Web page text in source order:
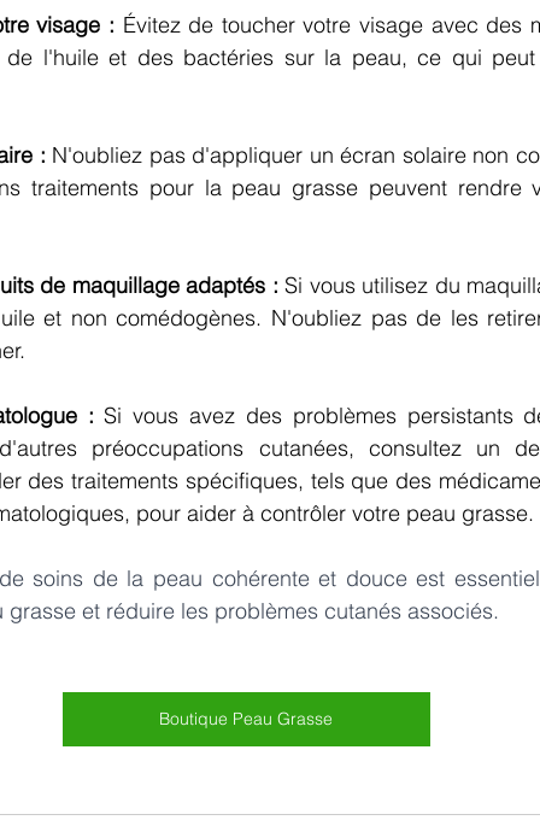
visage : Évitez de toucher votre visage avec des
de l'huile et des bactéries sur la peau, ce qui
: N'oubliez pas d'appliquer un écran solaire non
traitements pour la peau grasse peuvent rendre
de maquillage adaptés : Si vous utilisez du
et non comédogènes. N'oubliez pas de les
: Si vous avez des problèmes persistants
préoccupations cutanées, consultez un
des traitements spécifiques, tels que des
pour aider à contrôler votre peau grasse.
soins de la peau cohérente et douce est
et réduire les problèmes cutanés associés.
Boutique Peau Grasse